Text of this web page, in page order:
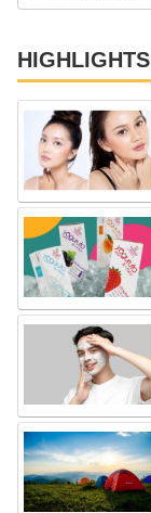
HIGHLIGHTS